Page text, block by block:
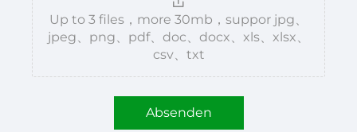
Up to 3 files，more 30mb，suppor jpg、
jpeg、png、pdf、doc、docx、xls、xlsx、
csv、txt
Absenden